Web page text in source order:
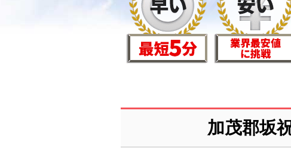
加茂郡坂